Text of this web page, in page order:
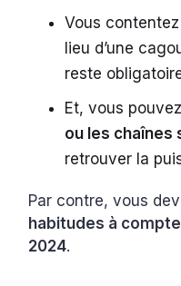
Vous contentez
lieu d’une
reste
Et, vous
ou les chaînes
retrouver la
Par contre, vous
habitudes à
2024.